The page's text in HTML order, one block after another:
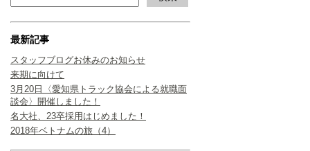
最新記事
スタッフブログお休みのお知らせ
来期に向けて
3月20日〈愛知県トラック協会による就職面
談会〉開催しました！
名大社、23卒採用はじめました！
2018年ベトナムの旅（4）